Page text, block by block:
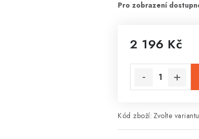
2 196 Kč
Kód zboží: Zvolte variantu